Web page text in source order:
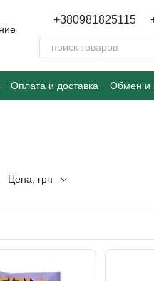
+380981825115
Оплата и доставка Обмен и
Цена, грн